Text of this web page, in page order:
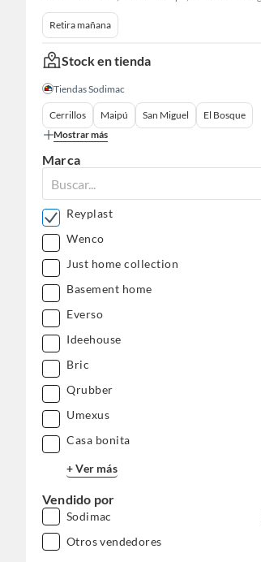
Retira mañana
Stock en tienda
Tiendas Sodimac
Cerrillos Maipú San Miguel
El Bosque
Mostrar más
Marca
Reyplast
Wenco
Just home collection
Basement home
Everso
Ideehouse
Bric
Qrubber
Umexus
Casa bonita
+ Ver más
Vendido por
Sodimac
Otros vendedores